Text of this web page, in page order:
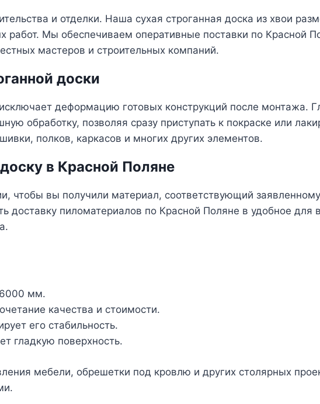
и отделки. Наша сухая строганная доска из хвои
работ. Мы обеспечиваем оперативные поставки по Красной
мастеров и строительных компаний.
доски
деформацию готовых конструкций после монтажа.
обработку, позволяя сразу приступать к покраске или
полков, каркасов и многих других элементов.
в Красной Поляне
чтобы вы получили материал, соответствующий
доставку пиломатериалов по Красной Поляне в удобное для
мм.
качества и стоимости.
его стабильность.
гладкую поверхность.
мебели, обрешетки под кровлю и других столярных